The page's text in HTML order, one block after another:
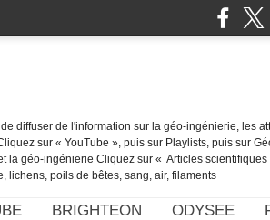
diffuser de l'information sur la géo-ingénierie, les
sur « YouTube », puis sur Playlists, puis sur
la géo-ingénierie Cliquez sur « Articles
lichens, poils de bêtes, sang, air, filaments
BRIGHTEON ODYSEE